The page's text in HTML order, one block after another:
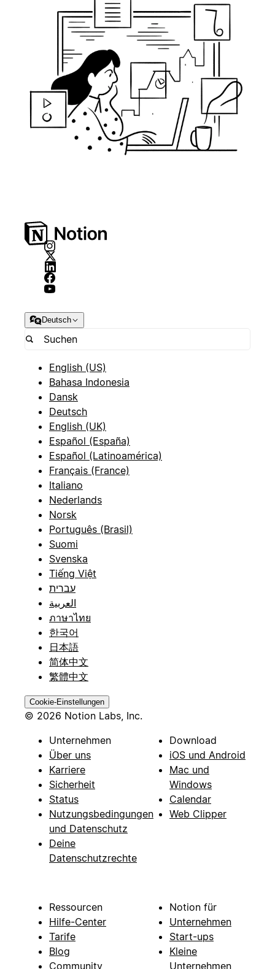
Deutsch
English (US)
Bahasa Indonesia
Dansk
Deutsch
English (UK)
Español (España)
Español (Latinoamérica)
Français (France)
Italiano
Nederlands
Norsk
Português (Brasil)
Suomi
Svenska
Tiếng Việt
עברית
العربية
ภาษาไทย
한국어
日本語
简体中文
繁體中文
Cookie-Einstellungen
© 2026 Notion Labs, Inc.
Unternehmen
Über uns
Karriere
Sicherheit
Status
Nutzungsbedingungen
und Datenschutz
Deine
Datenschutzrechte
Download
iOS und Android
Mac und
Windows
Calendar
Web Clipper
Ressourcen
Hilfe-Center
Tarife
Blog
Community
Notion für
Unternehmen
Start-ups
Kleine
Unternehmen